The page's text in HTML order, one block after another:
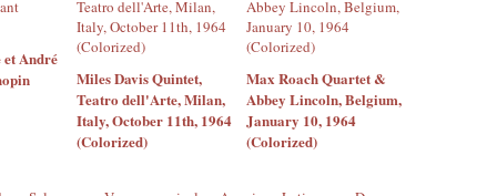
André
Miles Davis Quintet,
Teatro dell'Arte, Milan,
Italy, October 11th, 1964
(Colorized)
Max Roach Quartet &
Abbey Lincoln, Belgium,
January 10, 1964
(Colorized)